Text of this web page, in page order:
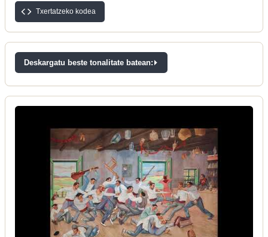
Txertatzeko kodea
Deskargatu beste tonalitate batean: